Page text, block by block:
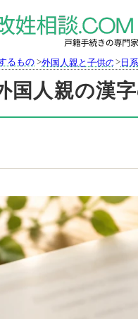
るもの >外国人親と子供の氏に
> 日
国人親の漢